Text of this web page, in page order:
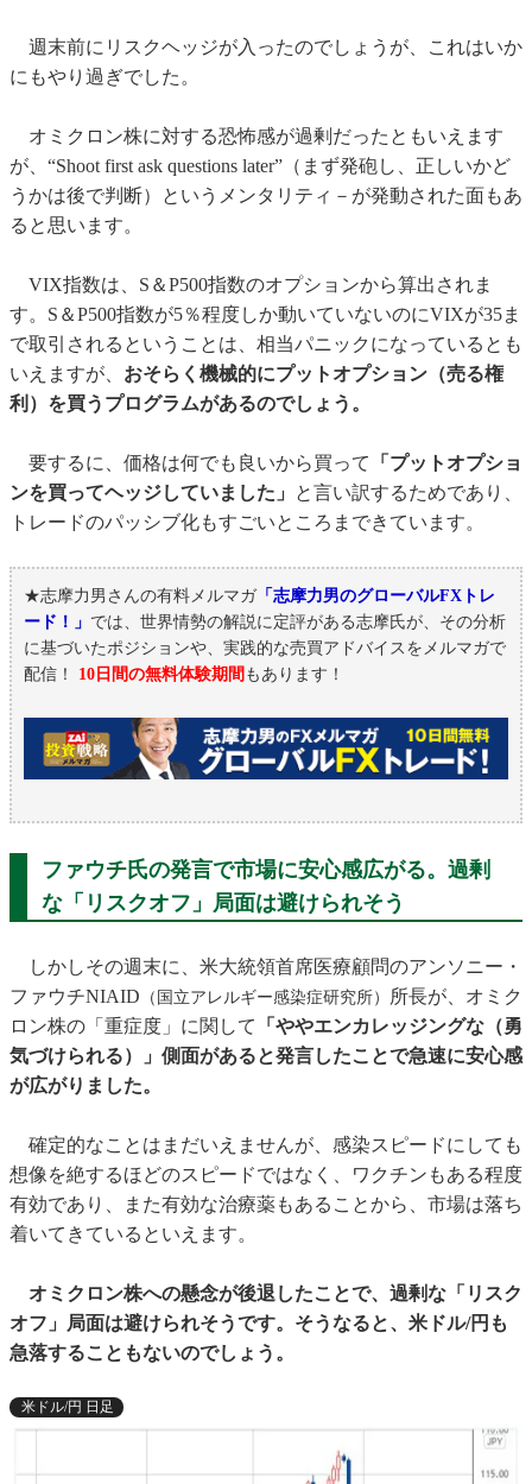
週末前にリスクヘッジが入ったのでしょうが、これはいか
にもやり過ぎでした。
オミクロン株に対する恐怖感が過剰だったともいえます
が、“Shoot first ask questions later”（まず発砲し、正しいかど
うかは後で判断）というメンタリティ－が発動された面もあ
ると思います。
VIX指数は、S＆P500指数のオプションから算出されま
す。S＆P500指数が5％程度しか動いていないのにVIXが35ま
で取引されるということは、相当パニックになっているとも
いえますが、 おそらく機械的にプットオプション（売る権
利）を買うプログラムがあるのでしょう。
要するに、価格は何でも良いから買って
「プットオプショ
ンを買ってヘッジしていました」
と言い訳するためであり、
トレードのパッシブ化もすごいところまできています。
★志摩力男さんの有料メルマガ「志摩力男のグローバルFXトレ
ード！」 では、世界情勢の解説に定評がある志摩氏が、その分析
に基づいたポジションや、実践的な売買アドバイスをメルマガで
配信！
10日間の無料体験期間 もあります！
ファウチ氏の発言で市場に安心感広がる。過剰
な「リスクオフ」局面は避けられそう
しかしその週末に、米大統領首席医療顧問のアンソニー・
ファウチNIAID （国立アレルギー感染症研究所）
所長が、オミク
ロン株の「重症度」に関して
「ややエンカレッジングな（勇
気づけられる）」側面があると発言したことで急速に安心感
が広がりました。
確定的なことはまだいえませんが、感染スピードにしても
想像を絶するほどのスピードではなく、ワクチンもある程度
有効であり、また有効な治療薬もあることから、市場は落ち
着いてきているといえます。
オミクロン株への懸念が後退したことで、過剰な「リスク
オフ」局面は避けられそうです。そうなると、米ドル/円も
急落することもないのでしょう。
米ドル/円 日足